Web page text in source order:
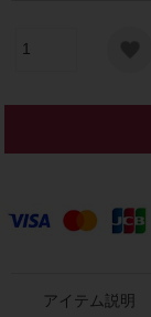
アイテム説明